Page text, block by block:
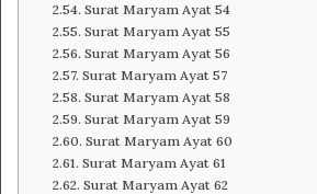
Surat Maryam Ayat 54
Surat Maryam Ayat 55
Surat Maryam Ayat 56
Surat Maryam Ayat 57
Surat Maryam Ayat 58
Surat Maryam Ayat 59
Surat Maryam Ayat 60
Surat Maryam Ayat 61
Surat Maryam Ayat 62